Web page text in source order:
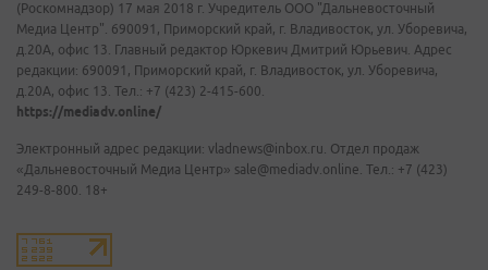
(Роскомнадзор) 17 мая 2018 г. Учредитель ООО "Дальневосточный
Медиа Центр". 690091, Приморский край, г. Владивосток, ул. Уборевича,
д.20А, офис 13. Главный редактор Юркевич Дмитрий Юрьевич. Адрес
редакции: 690091, Приморский край, г. Владивосток, ул. Уборевича,
д.20А, офис 13. Тел.: +7 (423) 2-415-600.
https://mediadv.online/
Электронный адрес редакции: vladnews@inbox.ru. Отдел продаж
«Дальневосточный Медиа Центр» sale@mediadv.online. Тел.: +7 (423)
249-8-800. 18+